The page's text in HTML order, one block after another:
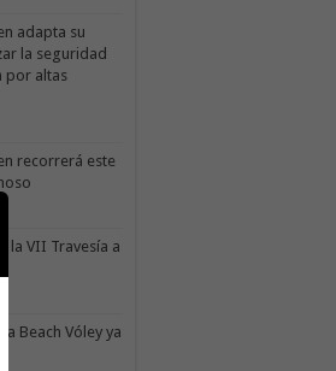
adapta su
la seguridad
por altas
recorrerá este
la VII Travesía a
Beach Vóley ya